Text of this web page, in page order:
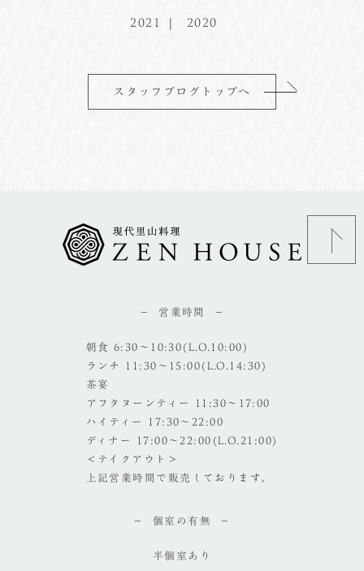
2021 2020
スタッフブログトップへ
営業時間
朝食 6:30～10:30(L.O.10:00)
ランチ 11:30～15:00(L.O.14:30)
茶宴
アフタヌーンティー 11:30～17:00
ハイティー 17:30～22:00
ディナー 17:00～22:00(L.O.21:00)
＜テイクアウト＞
上記営業時間で販売しております。
個室の有無
半個室あり